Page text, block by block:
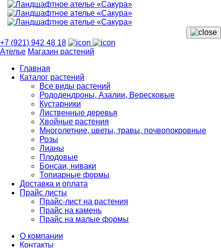
+7 (921) 942 48 18
Ателье Магазин растений
Главная
Каталог растений
Все виды растений
Рододендроны, Азалии, Вересковые
Кустарники
Лиственные деревья
Хвойные растения
Многолетние, цветы, травы, почвопокровные
Розы
Лианы
Плодовые
Бонсаи, ниваки
Топиарные формы
Доставка и оплата
Прайс листы
Прайс-лист на растения
Прайс на камень
Прайс на малые формы
О компании
Контакты